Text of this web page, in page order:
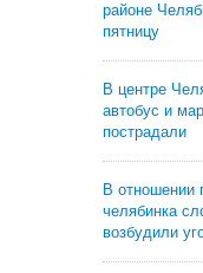
районе
пятницу
В центре
автобус и
пострадали
В отношении
челябинка
возбудили